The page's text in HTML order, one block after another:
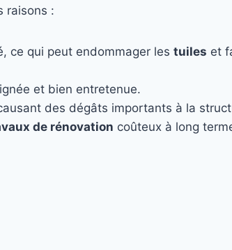
raisons :
ce qui peut endommager les tuiles et
et bien entretenue.
des dégâts importants à la
de rénovation coûteux à long